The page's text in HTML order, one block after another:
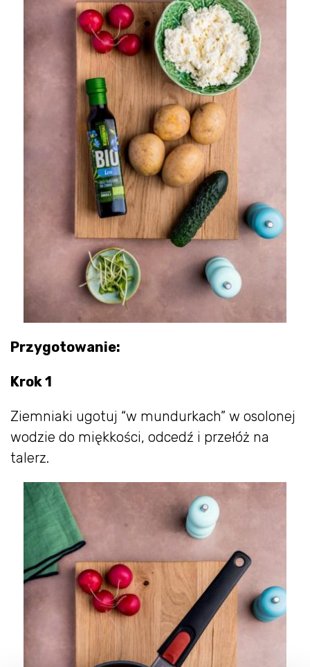
Przygotowanie:
Krok 1
Ziemniaki ugotuj “w mundurkach” w osolonej
wodzie do miękkości, odcedź i przełóż na
talerz.